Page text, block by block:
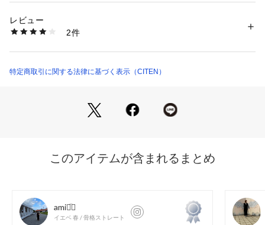
ています。
左右にお荷物が分けられ、すっきりと収納できるのでとても便
納にピッタリです。
クリア素材にプリントされたCITENロゴがポイントです！
～FUTURE ESSENTIALS.～
これからの良い服って、なんだろう。
素材：-
洗濯：-
※詳しい洗濯方法については、商品の品質表示タグをご覧ください
42326990146 （ショップ）
レビュー
2件
特定商取引に関する法律に基づく表示（CITEN）